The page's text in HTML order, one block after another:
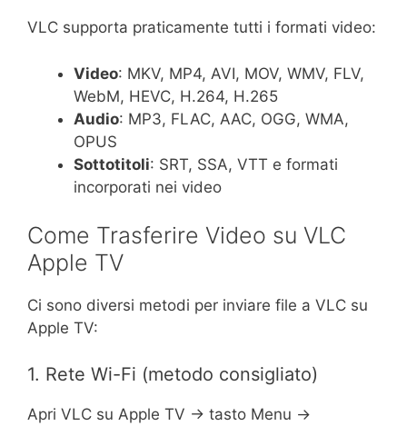
VLC supporta praticamente tutti i formati video:
Video: MKV, MP4, AVI, MOV, WMV, FLV,
WebM, HEVC, H.264, H.265
Audio: MP3, FLAC, AAC, OGG, WMA,
OPUS
Sottotitoli: SRT, SSA, VTT e formati
incorporati nei video
Come Trasferire Video su VLC
Apple TV
Ci sono diversi metodi per inviare file a VLC su
Apple TV:
1. Rete Wi-Fi (metodo consigliato)
Apri VLC su Apple TV → tasto Menu →